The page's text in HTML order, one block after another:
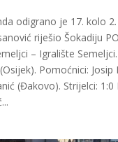
odigrano je 17. kolo
riješio Šokadiju
– Igralište
Pomoćnici:
(Đakovo). Strijelci: 1:0